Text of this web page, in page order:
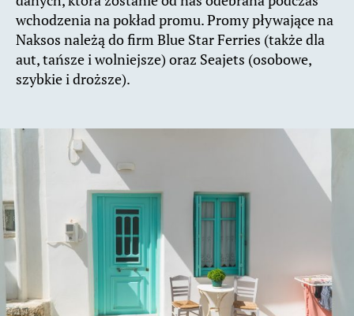
wchodzenia na pokład promu. Promy pływające na
Naksos należą do firm Blue Star Ferries (także dla
aut, tańsze i wolniejsze) oraz Seajets (osobowe,
szybkie i droższe).